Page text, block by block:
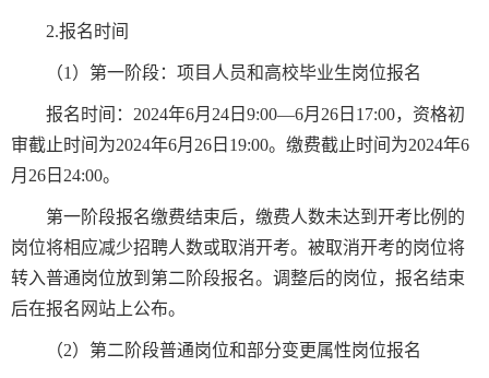
2.报名时间
（1）第一阶段：项目人员和高校毕业生岗位报名
报名时间：2024年6月24日9:00—6月26日17:00，资格初
审截止时间为2024年6月26日19:00。缴费截止时间为2024年6
月26日24:00。
第一阶段报名缴费结束后，缴费人数未达到开考比例的
岗位将相应减少招聘人数或取消开考。被取消开考的岗位将
转入普通岗位放到第二阶段报名。调整后的岗位，报名结束
后在报名网站上公布。
（2）第二阶段普通岗位和部分变更属性岗位报名